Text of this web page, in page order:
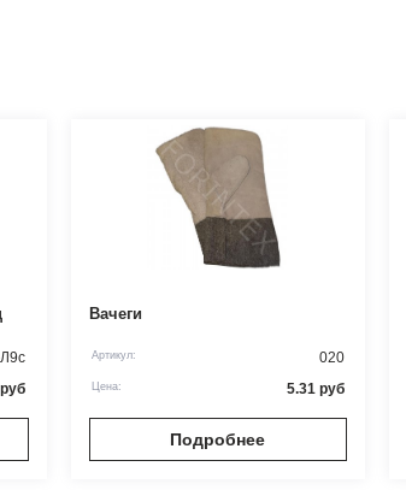
руб
Вачеги
Артикул: 020
Цена: 5.31руб
Подробнее